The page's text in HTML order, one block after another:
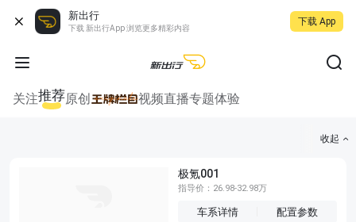
新出行
下载 新出行App 浏览更多精彩内容
下载 App
关注推荐原创 视频直播专题体验
收起
极氪001
指导价：26.98-32.98万
车系详情 配置参数